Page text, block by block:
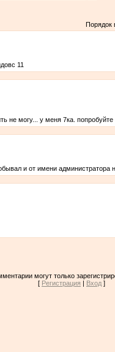
Порядок
11
не могу... у меня 7ка.
и от имени администратора
могут только
[ Регистрация | Вход ]